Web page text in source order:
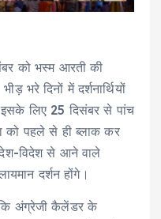
को भस्म आरती की
भरे दिनों में दर्शनार्थियों
इसके लिए 25 दिसंबर से पांच
को पहले से ही ब्लाक कर
विदेश से आने वाले
दर्शन होंगे।
कि अंग्रेजी कैलेंडर के